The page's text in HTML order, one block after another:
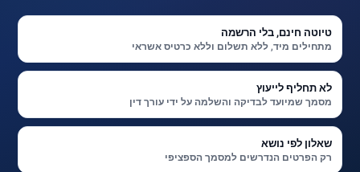
טיוטה חינם, בלי הרשמה
מתחילים מיד, ללא תשלום וללא כרטיס אשראי
לא תחליף לייעוץ
מסמך שמיועד לבדיקה והשלמה על ידי עורך דין
שאלון לפי נושא
רק הפרטים הנדרשים למסמך הספציפי